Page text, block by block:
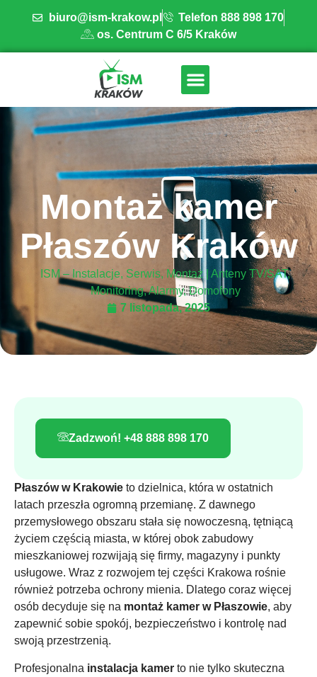
biuro@ism-krakow.pl
Telefon 888 898 170
os. Centrum C 6/5 Kraków
Montaż kamer
Płaszów Kraków
ISM – Instalacje, Serwis, Montaż | Anteny TV/SAT,
Monitoring, Alarmy, Domofony
7 listopada, 2025
Zadzwoń! +48 888 898 170
Płaszów w Krakowie to dzielnica, która w ostatnich
latach przeszła ogromną przemianę. Z dawnego
przemysłowego obszaru stała się nowoczesną, tętniącą
życiem częścią miasta, w której obok zabudowy
mieszkaniowej rozwijają się firmy, magazyny i punkty
usługowe. Wraz z rozwojem tej części Krakowa rośnie
również potrzeba ochrony mienia. Dlatego coraz więcej
osób decyduje się na montaż kamer w Płaszowie, aby
zapewnić sobie spokój, bezpieczeństwo i kontrolę nad
swoją przestrzenią.
Profesjonalna instalacja kamer to nie tylko skuteczna